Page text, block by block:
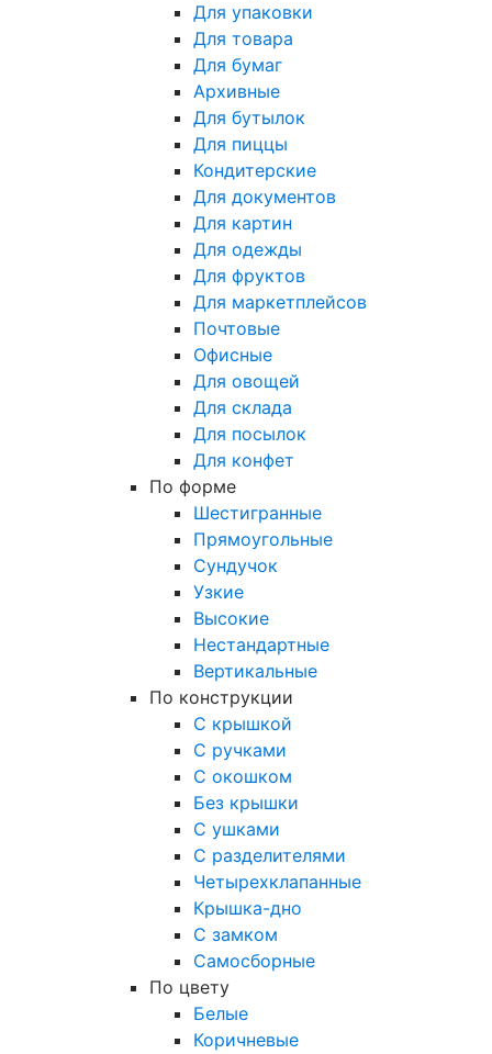
Для упаковки
Для товара
Для бумаг
Архивные
Для бутылок
Для пиццы
Кондитерские
Для документов
Для картин
Для одежды
Для фруктов
Для маркетплейсов
Почтовые
Офисные
Для овощей
Для склада
Для посылок
Для конфет
По форме
Шестигранные
Прямоугольные
Сундучок
Узкие
Высокие
Нестандартные
Вертикальные
По конструкции
С крышкой
С ручками
С окошком
Без крышки
С ушками
С разделителями
Четырехклапанные
Крышка-дно
С замком
Самосборные
По цвету
Белые
Коричневые